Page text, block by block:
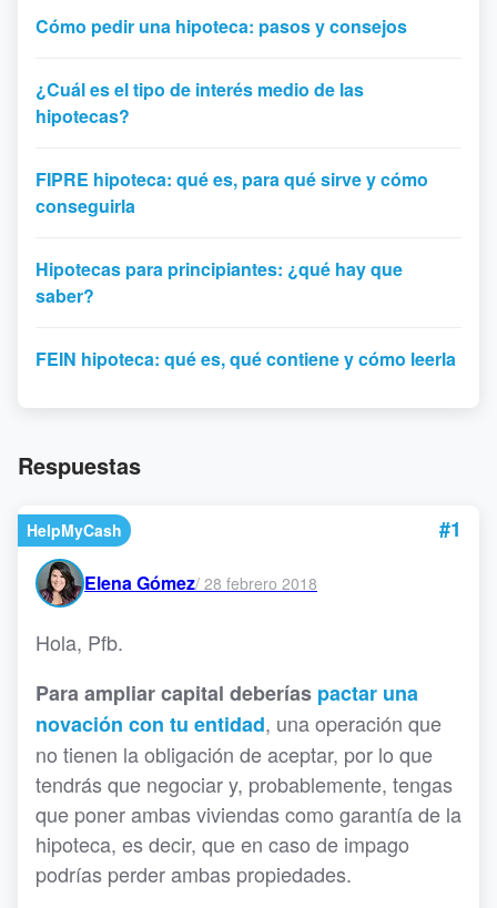
Cómo pedir una hipoteca: pasos y consejos
¿Cuál es el tipo de interés medio de las
hipotecas?
FIPRE hipoteca: qué es, para qué sirve y cómo
conseguirla
Hipotecas para principiantes: ¿qué hay que
saber?
FEIN hipoteca: qué es, qué contiene y cómo leerla
Respuestas
HelpMyCash #1
Elena Gómez/ 28 febrero 2018
Hola, Pfb.
Para ampliar capital deberías pactar una
novación con tu entidad, una operación que
no tienen la obligación de aceptar, por lo que
tendrás que negociar y, probablemente, tengas
que poner ambas viviendas como garantía de la
hipoteca, es decir, que en caso de impago
podrías perder ambas propiedades.